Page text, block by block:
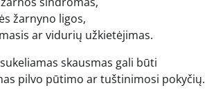
žarnyno ligos,
ar vidurių užkietėjimas.
skausmas gali būti
pilvo pūtimo ar tuštinimosi pokyčių.